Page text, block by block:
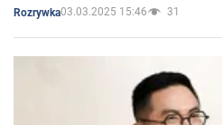
Rozrywka03.03.2025 15:46 31